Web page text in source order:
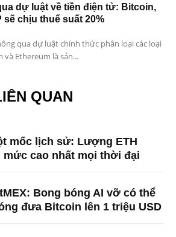
dự luật về tiền điện tử: Bitcoin,
sẽ chịu thuế suất 20%
qua dự luật chính thức phân loại các loại
Ethereum là sản...
QUAN
mốc lịch sử: Lượng ETH
mức cao nhất mọi thời đại
Bong bóng AI vỡ có thể
đưa Bitcoin lên 1 triệu USD